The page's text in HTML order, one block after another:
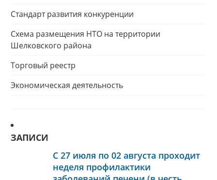
Стандарт развития конкуренции
Схема размещения НТО на территории
Шелковского района
Торговый реестр
Экономическая деятельность
ЗАПИСИ
С 27 июля по 02 августа проходит
неделя профилактики